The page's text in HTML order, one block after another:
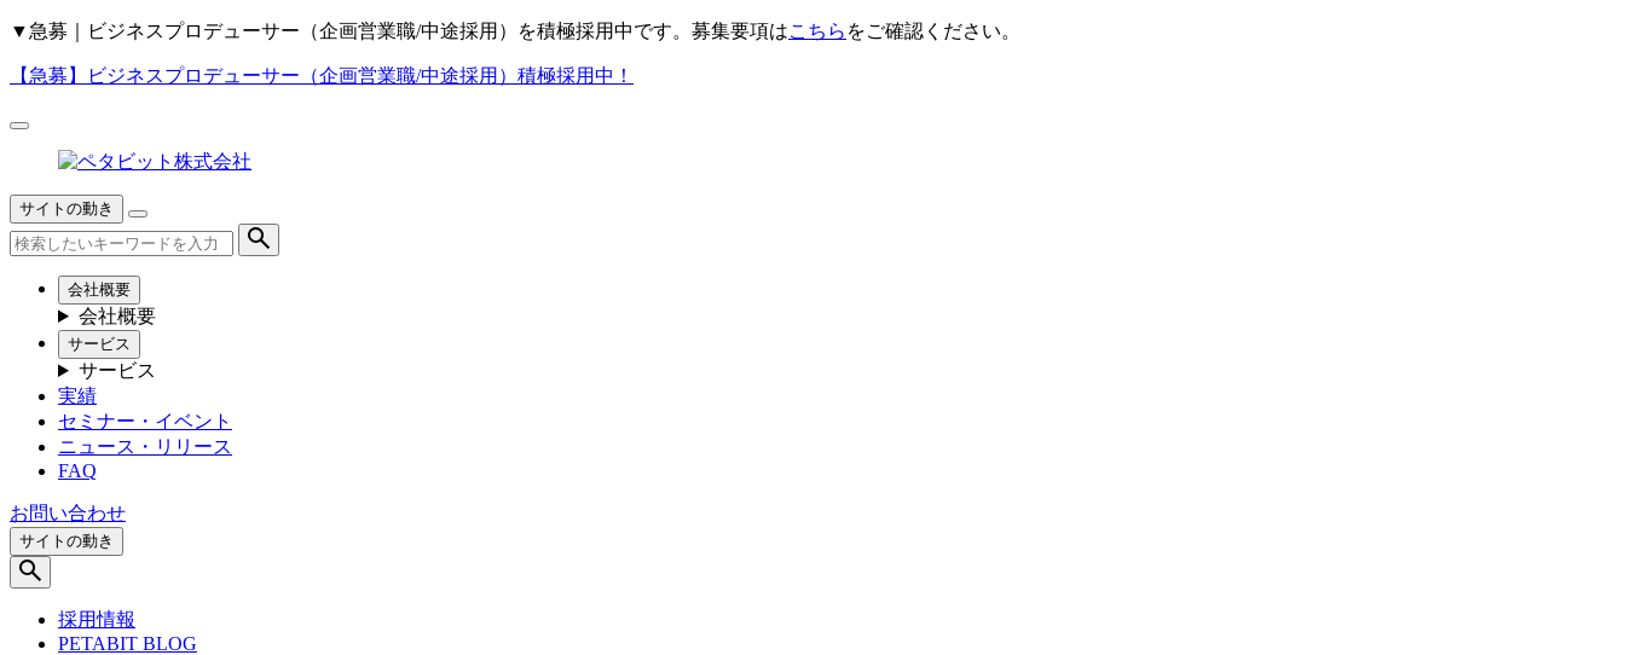
▼ 急募｜ビジネスプロデューサー（企画営業職/中途採用）を積極採用中です。募集要項はこちら をご確認ください。
【急募】 ビジネスプロデューサー（企画営業職/中途採用）積極採用中！
サイトの動き
会社概要
会社概要
サービス
サービス
実績
セミナー・イベント
ニュース・リリース
FAQ
お問い合わせ
サイトの動き
採用情報
PETABIT BLOG